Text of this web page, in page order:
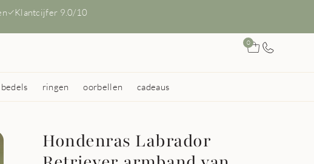
Klantcijfer 9.0/10
0
ringen oorbellen cadeaus
Hondenras Labrador